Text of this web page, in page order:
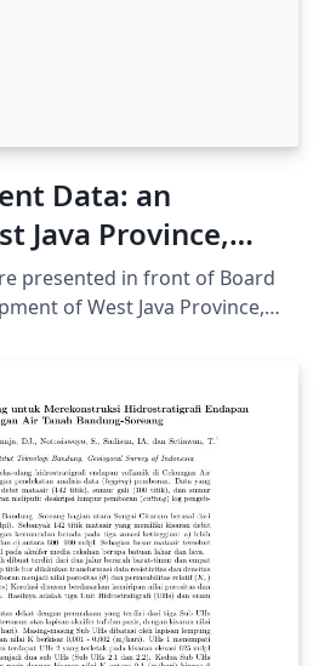
Data: an
Java Province,
presented in front of Board
of West Java Province,
is to promote open archiving